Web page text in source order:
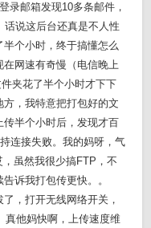
录邮箱发现10多条邮件，
说这后台还真是不人性
个小时，终于搞懂怎么
网速有奇慢（电信晚上
夹花了半个小时才下下
，我特意把打包好的文
半个小时后，发现才百
连接失败。我的妈呀，气
虽然我很少搞FTP，不
诉我打包传更快。。
，打开无线网络开关，
真他妈快啊，上传速度维